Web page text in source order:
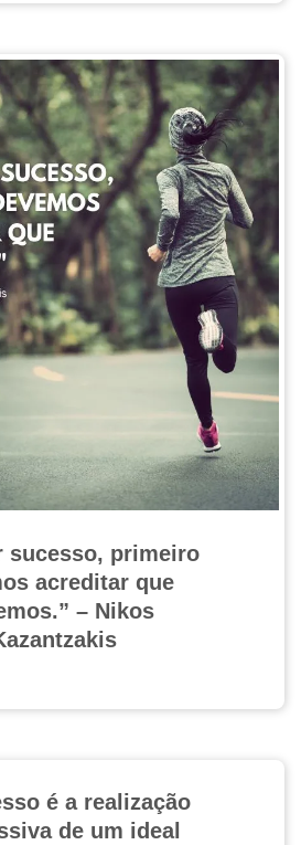
sucesso, primeiro
acreditar que
– Nikos
é a realização
de um ideal